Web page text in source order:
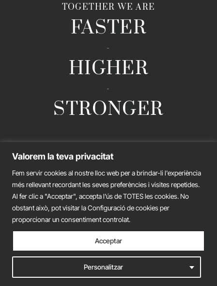
Valorem la teva privacitat
Fem servir cookies al nostre lloc web per a brindar-li l'experiència
més rellevant recordant les seves preferències i visites repetides.
Al fer clic a "Acceptar", accepta l'ús de TOTES les cookies. No
obstant això, pot visitar la Configuració de cookies per
proporcionar un consentiment controlat.
Personalitzar
Acceptar
TOGETHER WE ARE
FASTER
-
HIGHER
-
STRONGER
Legal advicePrivacy policyCookies policy
iònic.web